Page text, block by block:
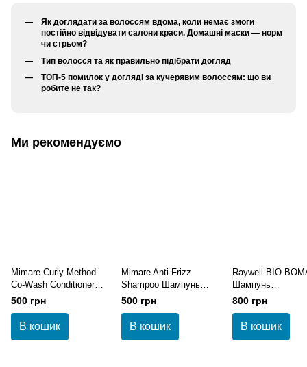
Як доглядати за волоссям вдома, коли немає змоги
постійно відвідувати салони краси. Домашні маски — норм
чи стрьом?
Тип волосся та як правильно підібрати догляд
ТОП-5 помилок у догляді за кучерявим волоссям: що ви
робите не так?
Ми рекомендуємо
Mimare Curly Method
Co-Wash Conditioner
Кондиціонер для
кучерявого та
хвилястого волосся
200 мл
500 грн
В кошик
Mimare Anti-Frizz
Shampoo Шампунь
розгладжуючий з олією
макадамії 200 мл
500 грн
В кошик
Raywell BIO
Шампунь
розгладжуючий
800 грн
В кошик